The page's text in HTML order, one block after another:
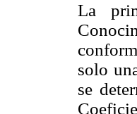
La
solo
se